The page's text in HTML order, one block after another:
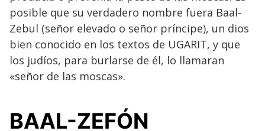
posible que su verdadero nombre fuera Baal-
Zebul (señor elevado o señor príncipe), un dios
bien conocido en los textos de UGARIT, y que
los judíos, para burlarse de él, lo llamaran
«señor de las moscas».
BAAL-ZEFÓN